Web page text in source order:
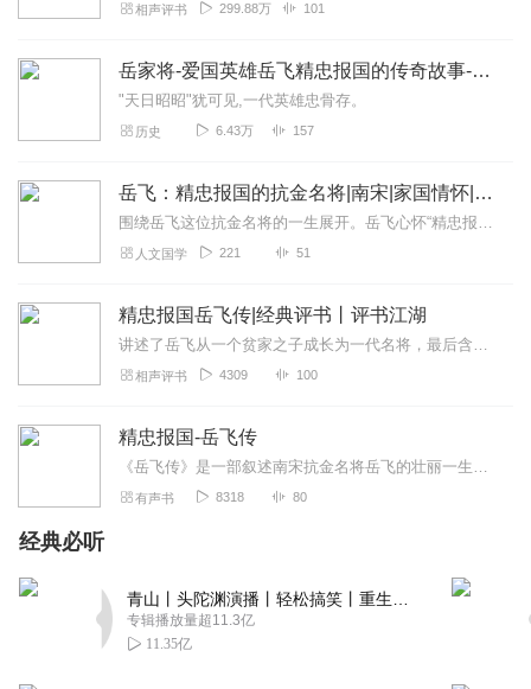
2022-07-29
很好很棒！范范很给力 我们听得很入迷！娓娓道来 ，绘声绘
色，非常好！
剧集精良的制作，范儿悦主播大气纯熟的声线将这段历史故
的体验！
2022-12-25
主播的声音只有一个字，稳滴很，加上后期很不错哟
2022-08-20
喜欢主播的声音，成熟稳重，知性优雅。后期制作精良，追
2022-08-10
相声评书 299.88万 101
岳家将-爱国英雄岳飞精忠报国的传奇故事-历史
"天日昭昭"犹可见,一代英雄忠骨存。
历史 6.43万 157
岳飞：精忠报国的抗金名将|南宋|家国情怀|民族英雄
围绕岳飞这位抗金名将的一生展开。岳飞心怀“精忠报国”的信念，率领岳家军奋勇抗金，历经无数恶战，取得辉煌战果。书中生动描绘他的军事指挥才能，如郾城大捷等经典战...
人文国学 221 51
精忠报国岳飞传|经典评书丨评书江湖
讲述了岳飞从一个贫家之子成长为一代名将，最后含冤屈死的悲壮生平。书中贯穿岳飞一生的主线如拜周侗为师的曲折，大战仇敌的紧张，抗击金兵的智勇，剿灭群盗的恩威并施，都...
相声评书 4309 100
精忠报国-岳飞传
《岳飞传》是一部叙述南宋抗金名将岳飞的壮丽一生的传奇小说，是古代英雄传奇小说中的经典作品之一。本书通过描写许多相互连接的小故事，生动地展现了两宋之际中原民众英勇...
有声书 8318 80
经典必听
专辑播放量超11.3亿
11.35亿